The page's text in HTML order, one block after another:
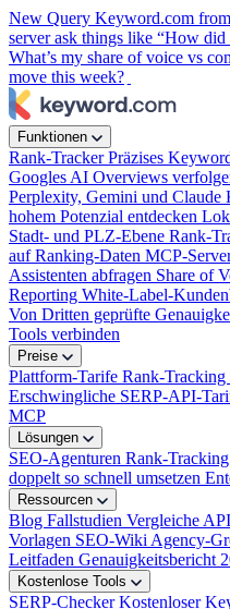
New Query Keyword.com
server ask things like “How
What’s my share of voice vs
move this week?
Funktionen
Rank-TrackerPräzises
Googles AI Overviews
Perplexity, Gemini und Claude
hohem Potenzial entdecken
Stadt- und PLZ-Ebene Rank-
auf Ranking-Daten MCP-
Assistenten abfragen Share of
Reporting White-Label-
Von Dritten geprüfte
Tools verbinden
Preise
Plattform-Tarife Rank-
Erschwingliche SERP-API-
MCP
Lösungen
SEO-Agenturen Rank-
doppelt so schnell umsetzen
Ressourcen
Blog Fallstudien Vergleiche
Vorlagen SEO-Wiki Agency-
Leitfaden Genauigkeitsbericht
Kostenlose Tools
SERP-CheckerKostenloser